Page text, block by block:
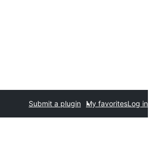
Submit a plugin My favoritesLog in